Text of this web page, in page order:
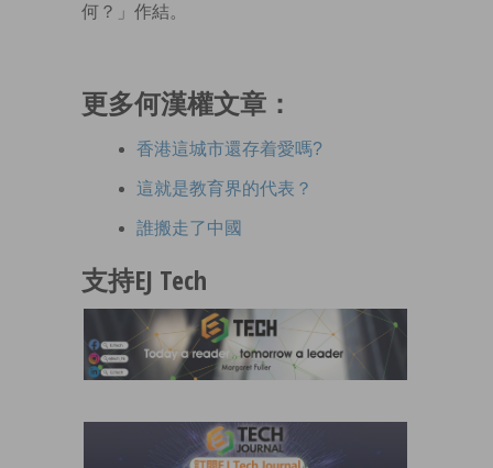
何？」作結。
更多何漢權文章：
香港這城市還存着愛嗎?
這就是教育界的代表？
誰搬走了中國
支持EJ Tech